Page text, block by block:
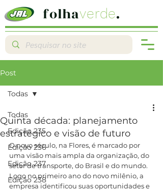
folhaverde.
Post
Todas
Edição 235
Edição 236
Edição 237
Edição 238
Todas
Quinta década: planejamento
estratégico e visão de futuro
O novo século, na Flores, é marcado por
uma visão mais ampla da organização, do
setor de transporte, do Brasil e do mundo.
Logo no primeiro ano do novo milênio, a
empresa identificou suas oportunidades e